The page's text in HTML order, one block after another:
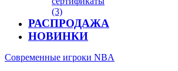
(3)
РАСПРОДАЖА
НОВИНКИ
Современные игроки NBA